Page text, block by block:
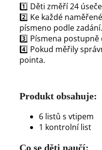
1️⃣ Děti změří 24
2️⃣ Ke každé
písmeno podle zadání.
3️⃣ Písmena
4️⃣ Pokud měřily
pointa.
Produkt obsahuje:
6 listů s vtipem
1 kontrolní list
Co se děti naučí: